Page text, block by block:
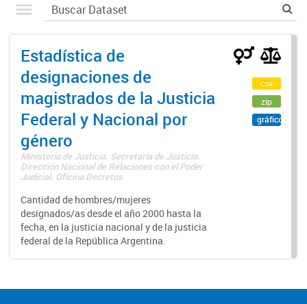
Estadística de
designaciones de
magistrados de la Justicia
Federal y Nacional por
género
Ministerio de Justicia. Secretaría de Justicia.
Dirección Nacional de Relaciones con el Poder
Judicial. Oficina Decretos
Cantidad de hombres/mujeres
designados/as desde el año 2000 hasta la
fecha, en la justicia nacional y de la justicia
federal de la República Argentina.
csv
zip
gráfico